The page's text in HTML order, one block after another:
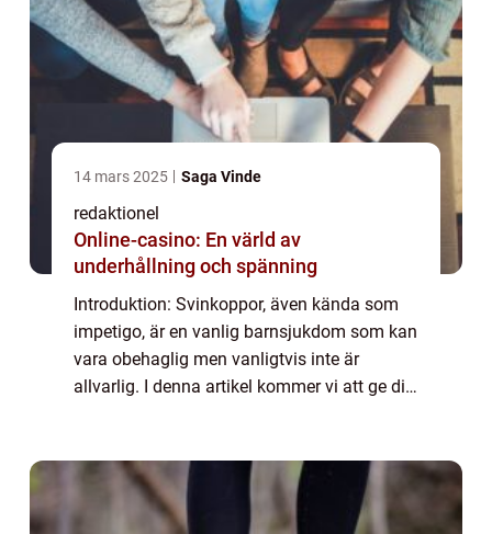
14 mars 2025 Saga Vinde
redaktionel
Online-casino: En värld av
underhållning och spänning
Introduktion: Svinkoppor, även kända som
impetigo, är en vanlig barnsjukdom som kan
vara obehaglig men vanligtvis inte är
allvarlig. I denna artikel kommer vi att ge dig